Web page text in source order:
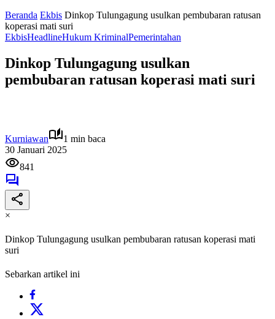
Beranda Ekbis Dinkop Tulungagung usulkan pembubaran ratusan
koperasi mati suri
EkbisHeadlineHukum KriminalPemerintahan
Dinkop Tulungagung usulkan
pembubaran ratusan koperasi mati suri
Kurniawan
1 min baca
30 Januari 2025
841
×
Dinkop Tulungagung usulkan pembubaran ratusan koperasi mati
suri
Sebarkan artikel ini